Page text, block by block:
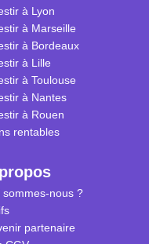
à Lyon
à Marseille
à Bordeaux
à Lille
à Toulouse
à Nantes
à Rouen
rentables
sommes-nous ?
partenaire